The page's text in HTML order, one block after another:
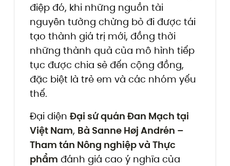
điệp đó, khi những nguồn tài
nguyên tưởng chừng bỏ đi được tái
tạo thành giá trị mới, đồng thời
những thành quả của mô hình tiếp
tục được chia sẻ đến cộng đồng,
đặc biệt là trẻ em và các nhóm yếu
thế.
Đại diện Đại sứ quán Đan Mạch tại
Việt Nam, Bà Sanne Høj Andrén –
Tham tán Nông nghiệp và Thực
phẩm đánh giá cao ý nghĩa của